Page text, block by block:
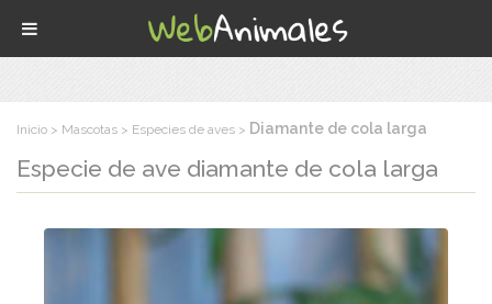
Inicio Mascotas Especies de aves Diamante de cola larga
Especie de ave diamante de cola larga